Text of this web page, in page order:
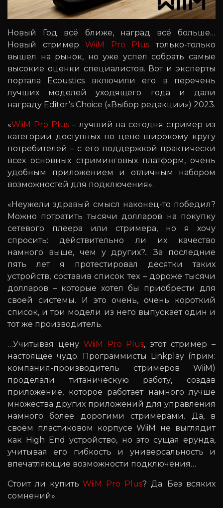
Новый Год всё ближе, наград всё больше…
Новый стримерWiiM Pro Plus только-только
вышел на рынок, но уже успел собрать самые
высокие оценки специалистов. Вот и эксперты
портала Eсoustics включили его в перечень
лучших моделей уходящего года и дали
награду Editor’s Choice («Выбор редакции») 2023.
«WiiM Pro Plus– лучший на сегодня стример из
категории доступных по цене широкому кругу
потребителей – с его поддержкой практически
всех основных стриминговых платформ, очень
удобным приложением и отличным набором
возможностей для подключения».
«Неужели здравый смысл наконец-то победил?
Можно потратить тысячи долларов на покупку
сетевого плеера или стримера, но я хочу
спросить: действительно ли их качество
намного выше, чем у других?.. За последние
пять лет я протестировал десятки таких
устройств, составив список тех – дороже тысячи
долларов – которые хотел бы приобрести для
своей системы. И это очень, очень короткий
список, и три модели из него выпускает один и
тот же производитель.
…Учитывая цену WiiM Pro Plus, этот стример –
настоящее чудо. Программисты Linkplay (прим:
компания-производитель стримеров WiiM)
проделали титаническую работу, создав
приложение, которое работает намного лучше
множества других приложений для управления
намного более дорогими стримерами. Да, в
своём пластиковом корпусе WiiM не выглядит
как High End устройство, но это сущая ерунда,
учитывая его гибкость и универсальность и
впечатляющие возможности подключения…
Стоит ли купитьWiiM Pro Plus? Да. Без всяких
сомнений».